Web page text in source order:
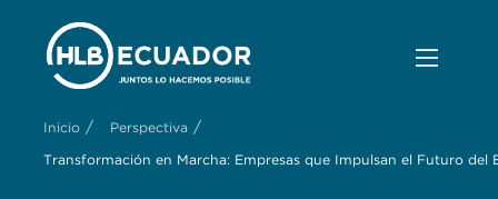
Inicio / Perspectiva /
Transformación en Marcha: Empresas que Impulsan el Futuro del